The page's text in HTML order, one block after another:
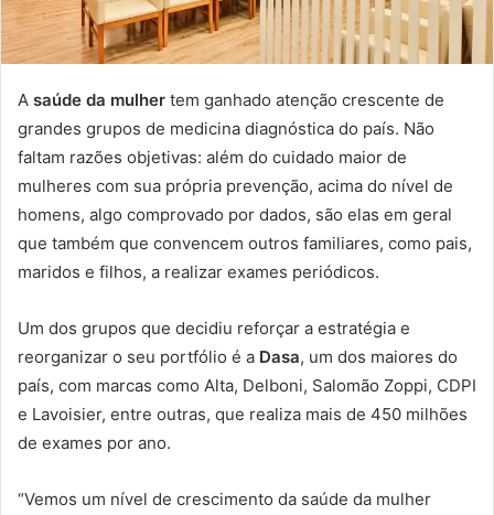
A saúde da mulher tem ganhado atenção crescente de
grandes grupos de medicina diagnóstica do país. Não
faltam razões objetivas: além do cuidado maior de
mulheres com sua própria prevenção, acima do nível de
homens, algo comprovado por dados, são elas em geral
que também que convencem outros familiares, como pais,
maridos e filhos, a realizar exames periódicos.
Um dos grupos que decidiu reforçar a estratégia e
reorganizar o seu portfólio é a Dasa, um dos maiores do
país, com marcas como Alta, Delboni, Salomão Zoppi, CDPI
e Lavoisier, entre outras, que realiza mais de 450 milhões
de exames por ano.
“Vemos um nível de crescimento da saúde da mulher